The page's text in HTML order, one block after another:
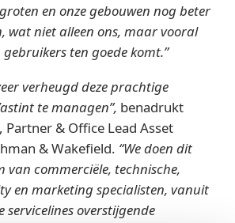
en onze gebouwen nog beter
wat niet alleen ons, maar vooral
ten goede komt.”
verheugd deze prachtige
te managen”, benadrukt
& Office Lead Asset
& Wakefield. “We doen dit
van commerciële, technische,
en marketing specialisten, vanuit
servicelines overstijgende